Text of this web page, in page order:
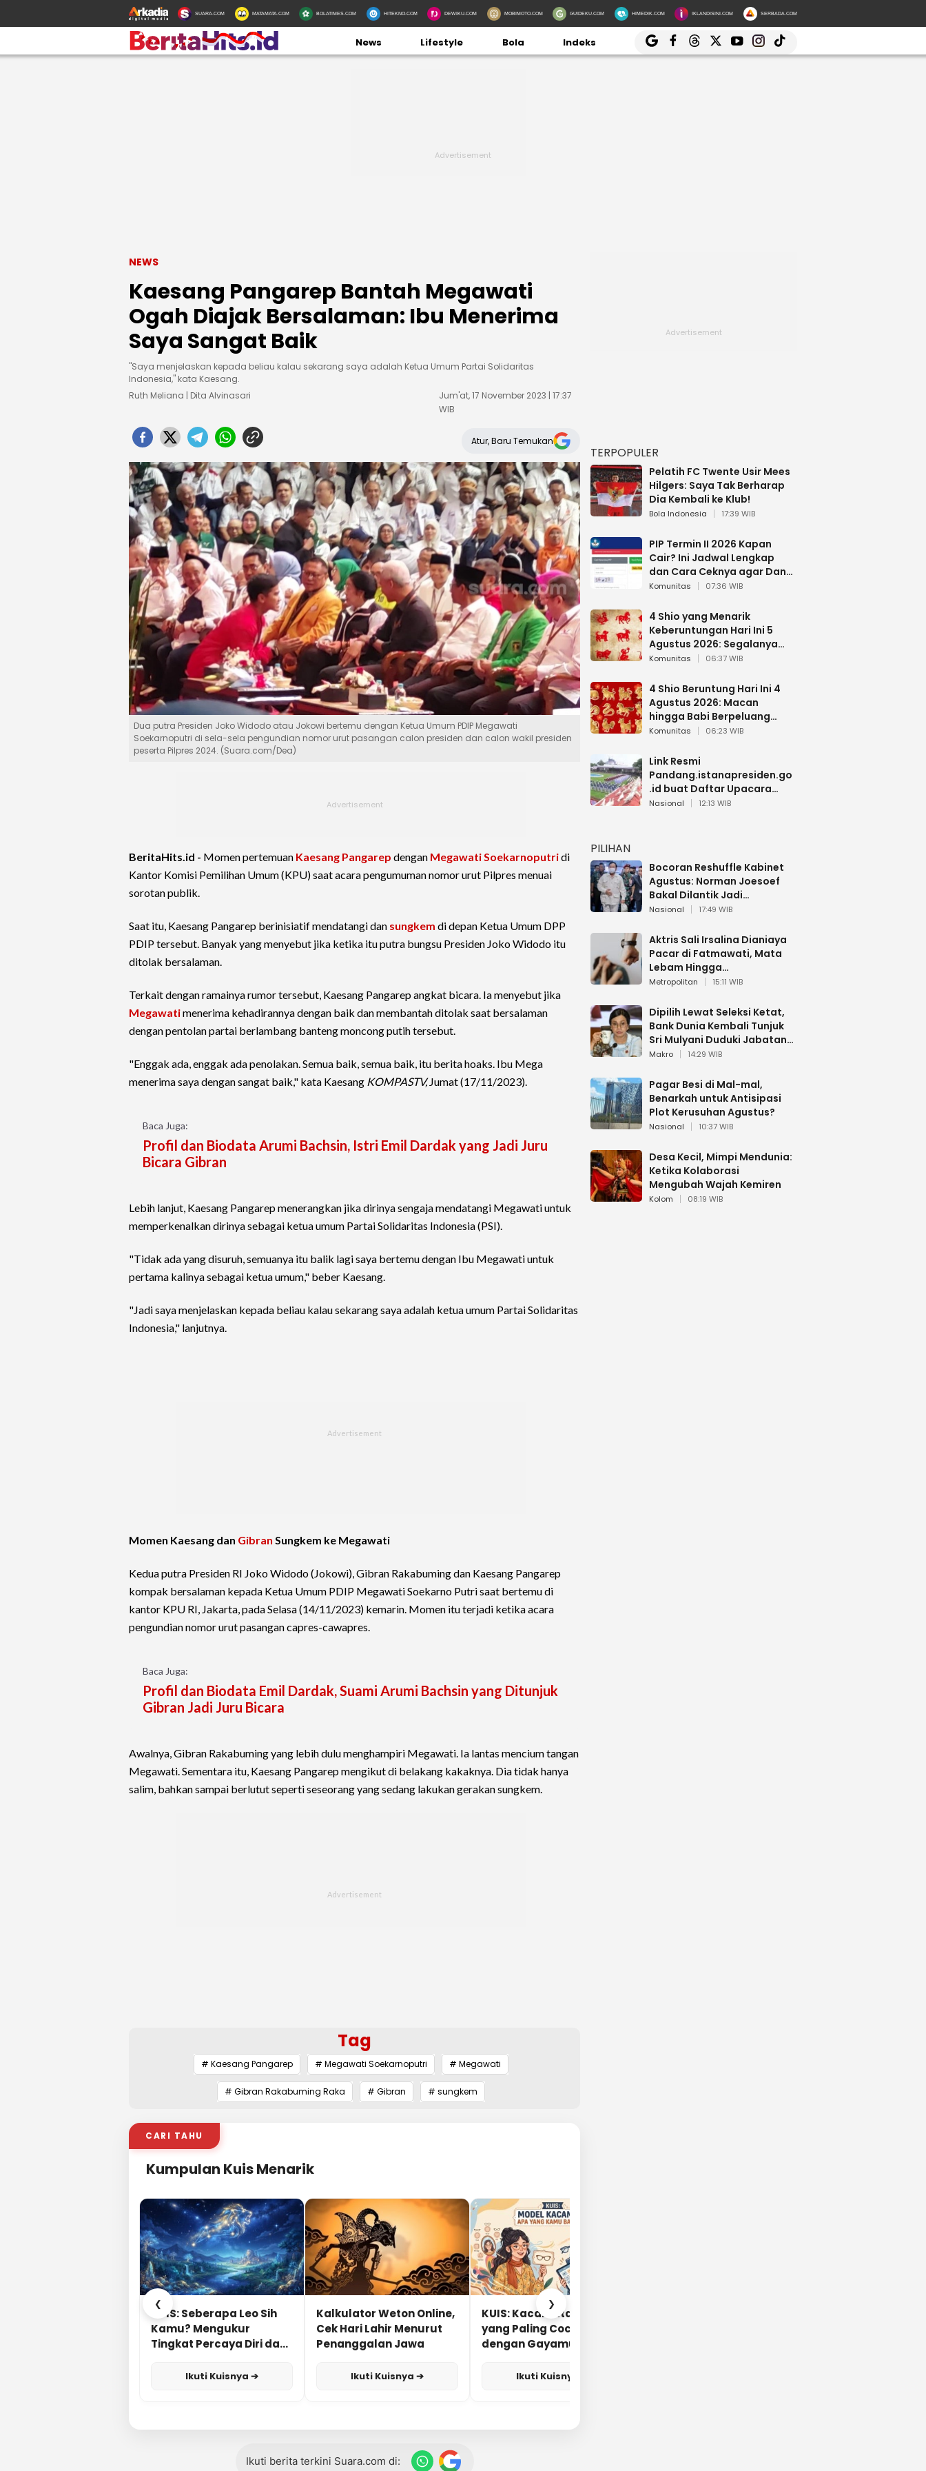
SUARA.COM MATAMATA.COM BOLATIMES.COM HITEKNO.COM DEWIKU.COM MOBIMOTO.COM GUIDEKU.COM HIMEDIK.COM IKLANDISINI.COM SERBADA.COM
News Lifestyle Bola Indeks
NEWS
Kaesang Pangarep Bantah Megawati
Ogah Diajak Bersalaman: Ibu Menerima
Saya Sangat Baik
"Saya menjelaskan kepada beliau kalau sekarang saya adalah Ketua Umum Partai Solidaritas
Indonesia," kata Kaesang.
Ruth Meliana | Dita Alvinasari
Jum'at, 17 November 2023 | 17:37
WIB
Atur, Baru Temukan
Dua putra Presiden Joko Widodo atau Jokowi bertemu dengan Ketua Umum PDIP Megawati
Soekarnoputri di sela-sela pengundian nomor urut pasangan calon presiden dan calon wakil presiden
peserta Pilpres 2024. (Suara.com/Dea)
BeritaHits.id - Momen pertemuan Kaesang Pangarep dengan Megawati Soekarnoputridi
Kantor Komisi Pemilihan Umum (KPU) saat acara pengumuman nomor urut Pilpres menuai
sorotan publik.
Saat itu, Kaesang Pangarep berinisiatif mendatangi dan sungkem di depan Ketua Umum DPP
PDIP tersebut. Banyak yang menyebut jika ketika itu putra bungsu Presiden Joko Widodo itu
ditolak bersalaman.
Terkait dengan ramainya rumor tersebut, Kaesang Pangarep angkat bicara. Ia menyebut jika
Megawatimenerima kehadirannya dengan baik dan membantah ditolak saat bersalaman
dengan pentolan partai berlambang banteng moncong putih tersebut.
"Enggak ada, enggak ada penolakan. Semua baik, semua baik, itu berita hoaks. Ibu Mega
menerima saya dengan sangat baik," kata Kaesang KOMPASTV,Jumat (17/11/2023).
Baca Juga:
Profil dan Biodata Arumi Bachsin, Istri Emil Dardak yang Jadi Juru
Bicara Gibran
Lebih lanjut, Kaesang Pangarep menerangkan jika dirinya sengaja mendatangi Megawati untuk
memperkenalkan dirinya sebagai ketua umum Partai Solidaritas Indonesia (PSI).
"Tidak ada yang disuruh, semuanya itu balik lagi saya bertemu dengan Ibu Megawati untuk
pertama kalinya sebagai ketua umum," beber Kaesang.
"Jadi saya menjelaskan kepada beliau kalau sekarang saya adalah ketua umum Partai Solidaritas
Indonesia," lanjutnya.
Momen Kaesang dan Gibran Sungkem ke Megawati
Kedua putra Presiden RI Joko Widodo (Jokowi), Gibran Rakabuming dan Kaesang Pangarep
kompak bersalaman kepada Ketua Umum PDIP Megawati Soekarno Putri saat bertemu di
kantor KPU RI, Jakarta, pada Selasa (14/11/2023) kemarin. Momen itu terjadi ketika acara
pengundian nomor urut pasangan capres-cawapres.
Baca Juga:
Profil dan Biodata Emil Dardak, Suami Arumi Bachsin yang Ditunjuk
Gibran Jadi Juru Bicara
Awalnya, Gibran Rakabuming yang lebih dulu menghampiri Megawati. Ia lantas mencium tangan
Megawati. Sementara itu, Kaesang Pangarep mengikut di belakang kakaknya. Dia tidak hanya
salim, bahkan sampai berlutut seperti seseorang yang sedang lakukan gerakan sungkem.
Tag
# Kaesang Pangarep # Megawati Soekarnoputri # Megawati
# Gibran Rakabuming Raka # Gibran # sungkem
CARI TAHU
Kumpulan Kuis Menarik
❮
KUIS: Seberapa Leo Sih
Kamu? Mengukur
Tingkat Percaya Diri dan
Ikuti Kuisnya ➔
Kalkulator Weton Online,
Cek Hari Lahir Menurut
Penanggalan Jawa
Ikuti Kuisnya ➔
KUIS: Kacamata Apa
yang Paling Cocok
dengan Gayamu?
Ikuti Kuisnya ➔
❯
Ikuti berita terkini Suara.com di:
TERPOPULER
Pelatih FC Twente Usir Mees
Hilgers: Saya Tak Berharap
Dia Kembali ke Klub!
Bola Indonesia 17:39 WIB
PIP Termin II 2026 Kapan
Cair? Ini Jadwal Lengkap
dan Cara Ceknya agar Dana
Tidak Hangus!
Komunitas 07:36 WIB
4 Shio yang Menarik
Keberuntungan Hari Ini 5
Agustus 2026: Segalanya
Berjalan Lancar
Komunitas 06:37 WIB
4 Shio Beruntung Hari Ini 4
Agustus 2026: Macan
hingga Babi Berpeluang
Dapat Kabar Baik
Komunitas 06:23 WIB
Link Resmi
Pandang.istanapresiden.go
.id buat Daftar Upacara
Bendera HUT RI di Istana
Nasional 12:13 WIB
PILIHAN
Bocoran Reshuffle Kabinet
Agustus: Norman Joesoef
Bakal Dilantik Jadi
Wamenhan RI
Nasional 17:49 WIB
Aktris Sali Irsalina Dianiaya
Pacar di Fatmawati, Mata
Lebam Hingga
Diselamatkan Polantas
Metropolitan 15:11 WIB
Dipilih Lewat Seleksi Ketat,
Bank Dunia Kembali Tunjuk
Sri Mulyani Duduki Jabatan
Strategis
Makro 14:29 WIB
Pagar Besi di Mal-mal,
Benarkah untuk Antisipasi
Plot Kerusuhan Agustus?
Nasional 10:37 WIB
Desa Kecil, Mimpi Mendunia:
Ketika Kolaborasi
Mengubah Wajah Kemiren
Kolom 08:19 WIB